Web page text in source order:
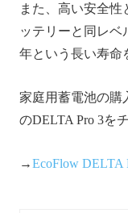
また、高い安全
ッテリーと同レベ
年という長い寿命
家庭用蓄電池の購
のDELTA Pro 3を
→EcoFlow DELTA